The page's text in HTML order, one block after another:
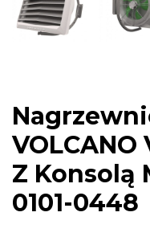
VOLCANO
Z Konsolą
0101-0448